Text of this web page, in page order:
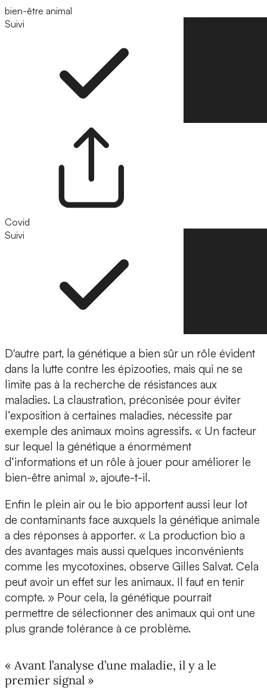
bien-être animal
Suivi
Covid
Suivi
D'autre part, la génétique a bien sûr un rôle évident
dans la lutte contre les épizooties, mais qui ne se
limite pas à la recherche de résistances aux
maladies. La claustration, préconisée pour éviter
l’exposition à certaines maladies, nécessite par
exemple des animaux moins agressifs. « Un facteur
sur lequel la génétique a énormément
d’informations et un rôle à jouer pour améliorer le
bien-être animal », ajoute-t-il.
Enfin le plein air ou le bio apportent aussi leur lot
de contaminants face auxquels la génétique animale
a des réponses à apporter. « La production bio a
des avantages mais aussi quelques inconvénients
comme les mycotoxines, observe Gilles Salvat. Cela
peut avoir un effet sur les animaux. Il faut en tenir
compte. » Pour cela, la génétique pourrait
permettre de sélectionner des animaux qui ont une
plus grande tolérance à ce problème.
« Avant l’analyse d’une maladie, il y a le
premier signal »